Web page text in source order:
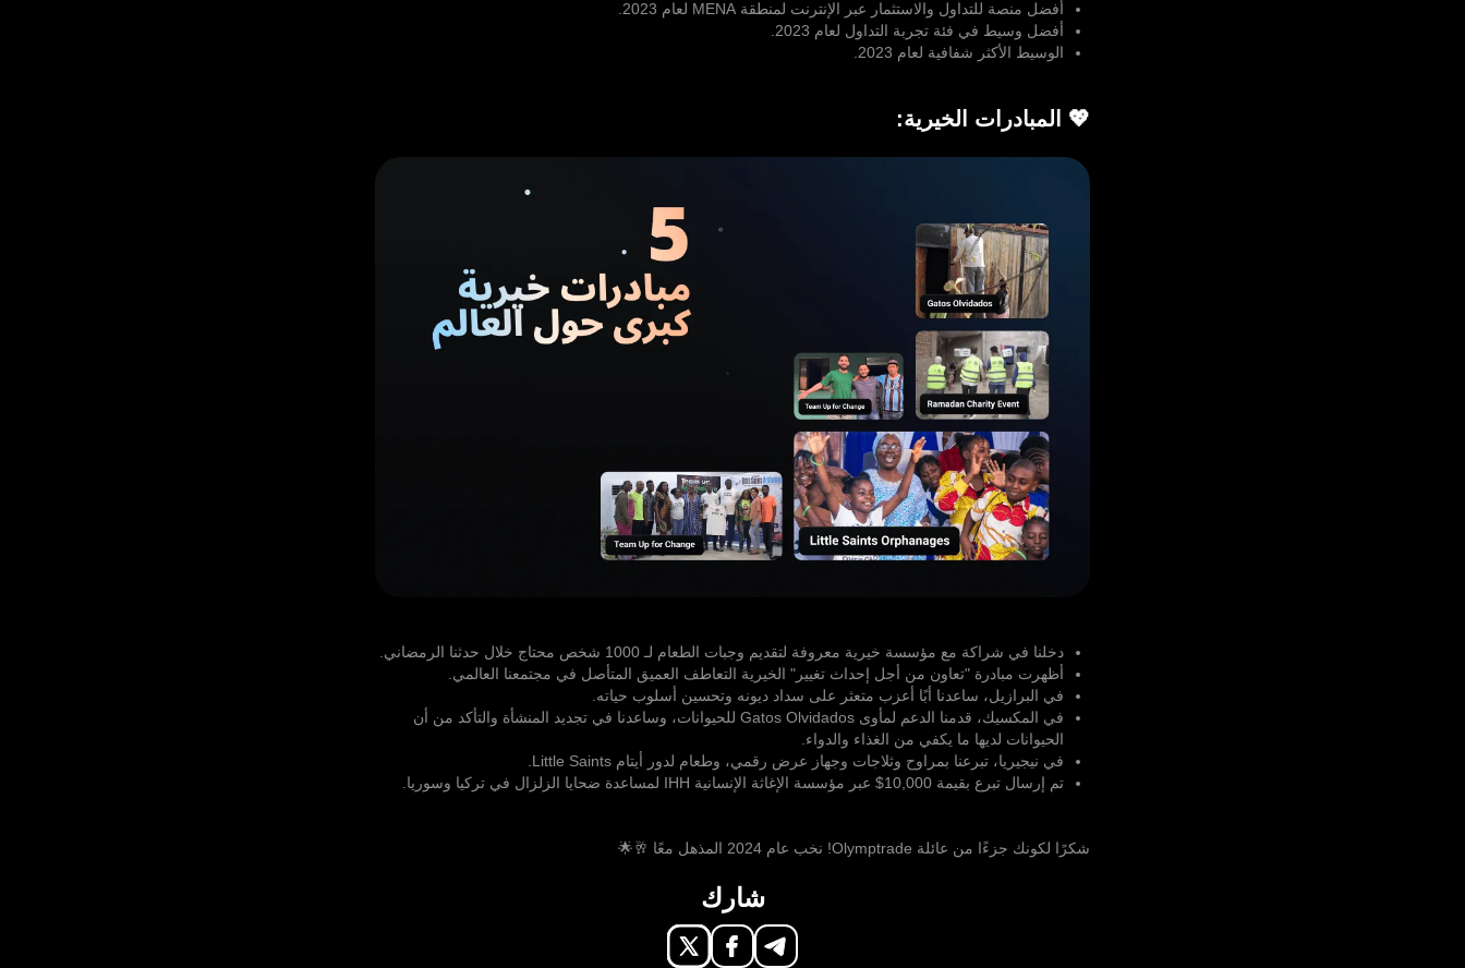
أفضل منصة للتداول والاستثمار عبر الإنترنت لمنطقة MENA لعام 2023.
أفضل وسيط في فئة تجربة التداول لعام 2023.
الوسيط الأكثر شفافية لعام 2023.
💖 المبادرات الخيرية:
دخلنا في شراكة مع مؤسسة خيرية معروفة لتقديم وجبات الطعام لـ 1000 شخص محتاج خلال حدثنا الرمضاني.
أظهرت مبادرة "تعاون من أجل إحداث تغيير" الخيرية التعاطف العميق المتأصل في مجتمعنا العالمي.
في البرازيل، ساعدنا أبًا أعزب متعثر على سداد ديونه وتحسين أسلوب حياته.
في المكسيك، قدمنا الدعم لمأوى Gatos Olvidados للحيوانات، وساعدنا في تجديد المنشأة والتأكد من أن
الحيوانات لديها ما يكفي من الغذاء والدواء.
في نيجيريا، تبرعنا بمراوح وثلاجات وجهاز عرض رقمي، وطعام لدور أيتام Little Saints.
تم إرسال تبرع بقيمة 10,000$ عبر مؤسسة الإغاثة الإنسانية IHH لمساعدة ضحايا الزلزال في تركيا وسوريا.
شكرًا لكونك جزءًا من عائلة Olymptrade! نخب عام 2024 المذهل معًا 🥂🌟
شارك